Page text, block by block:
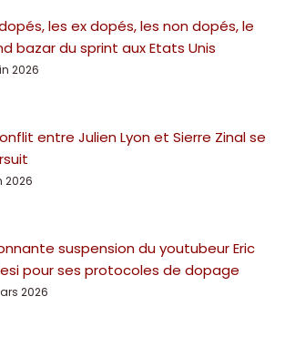
les ex dopés, les non dopés, le
bazar du sprint aux Etats Unis
2026
entre Julien Lyon et Sierre Zinal se
2026
suspension du youtubeur Eric
pour ses protocoles de dopage
2026